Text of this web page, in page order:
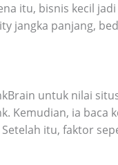
itu, bisnis kecil
jangka panjang,
untuk nilai
Kemudian, ia baca
itu, faktor